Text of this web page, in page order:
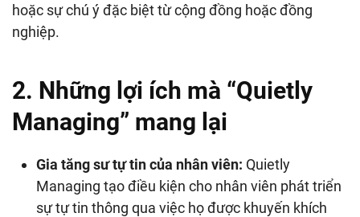
hoặc sự chú ý đặc biệt từ cộng đồng hoặc đồng
nghiệp.
2. Những lợi ích mà “Quietly
Managing” mang lại
Gia tăng sư tự tin của nhân viên: Quietly
Managing tạo điều kiện cho nhân viên phát triển
sự tự tin thông qua việc họ được khuyến khích